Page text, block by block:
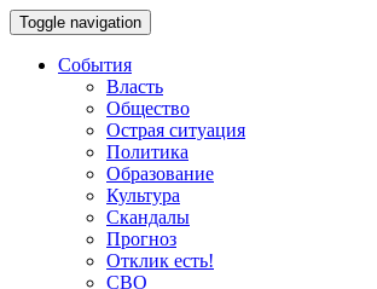
Toggle navigation
События
Власть
Общество
Острая ситуация
Политика
Образование
Культура
Скандалы
Прогноз
Отклик есть!
СВО